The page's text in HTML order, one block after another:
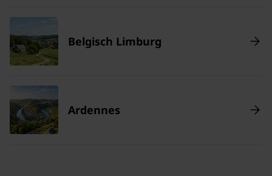
Belgisch Limburg
Ardennes